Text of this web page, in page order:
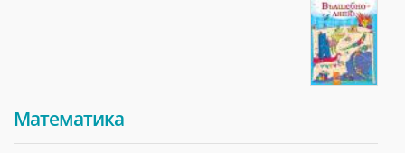
Математика